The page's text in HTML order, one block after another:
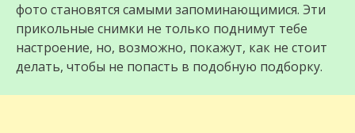
фото становятся самыми запоминающимися. Эти
прикольные снимки не только поднимут тебе
настроение, но, возможно, покажут, как не стоит
делать, чтобы не попасть в подобную подборку.